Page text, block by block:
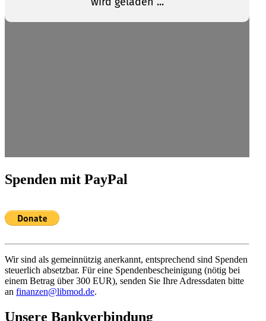
Spenden mit PayPal
Wir sind als gemein­nützig anerkannt, entspre­chend sind Spenden
steuerlich absetzbar. Für eine Spenden­be­schei­nigung (nötig bei
einem Betrag über 300 EUR), senden Sie Ihre Adress­daten bitte
an finanzen@libmod.de.
Unsere Bankver­bindung